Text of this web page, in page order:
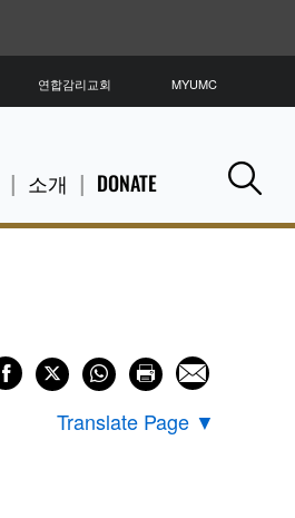
소개 DONATE
연합감리교회 MYUMC
Translate Page ▼